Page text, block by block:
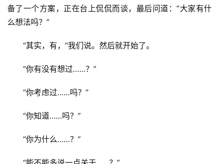
备了一个方案，正在台上侃侃而谈，最后问道：”大家有什
么想法吗？”
“其实，有，”我们说。然后就开始了。
“你有没有想过……？”
“你考虑过……吗？”
“你知道……吗？”
“你为什么……？”